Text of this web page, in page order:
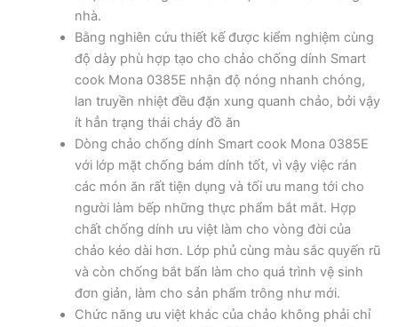
nhà.
Bằng nghiên cứu thiết kế được kiểm nghiệm cùng
độ dày phù hợp tạo cho chảo chống dính Smart
cook Mona 0385E nhận độ nóng nhanh chóng,
lan truyền nhiệt đều đặn xung quanh chảo, bởi vậy
ít hẳn trạng thái cháy đồ ăn
Dòng chảo chống dính Smart cook Mona 0385E
với lớp mặt chống bám dính tốt, vì vậy việc rán
các món ăn rất tiện dụng và tối ưu mang tới cho
người làm bếp những thực phẩm bắt mắt. Hợp
chất chống dính ưu việt làm cho vòng đời của
chảo kéo dài hơn. Lớp phủ cùng màu sắc quyến rũ
và còn chống bắt bẩn làm cho quá trình vệ sinh
đơn giản, làm cho sản phẩm trông như mới.
Chức năng ưu việt khác của chảo không phải chỉ